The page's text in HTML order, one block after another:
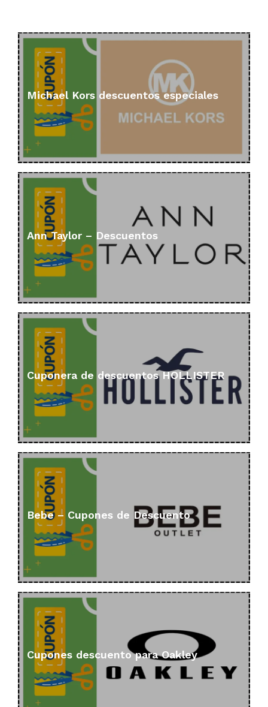
Michael Kors descuentos especiales
Ann Taylor – Descuentos
Cuponera de descuentos HOLLISTER
Bebe – Cupones de Descuento
Cupones descuento para Oakley